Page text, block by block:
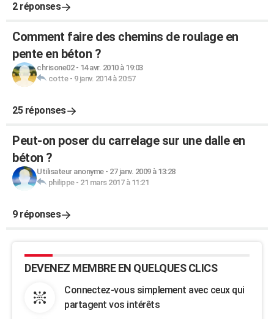
2 réponses
Comment faire des chemins de roulage en
pente en béton ?
chrisone02- 14 avr. 2010 à 19:03
cotte- 9 janv. 2014 à 20:57
25 réponses
Peut-on poser du carrelage sur une dalle en
béton ?
Utilisateur anonyme- 27 janv. 2009 à 13:28
philippe- 21 mars 2017 à 11:21
9 réponses
DEVENEZ MEMBRE EN QUELQUES CLICS
Connectez-vous simplement avec ceux qui
partagent vos intérêts